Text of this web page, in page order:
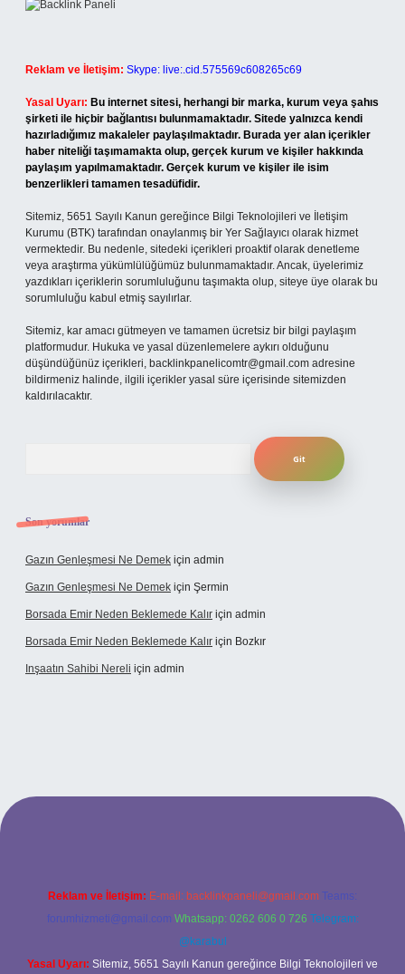
Reklam ve İletişim: Skype: live:.cid.575569c608265c69
Yasal Uyarı: Bu internet sitesi, herhangi bir marka, kurum veya şahıs
şirketi ile hiçbir bağlantısı bulunmamaktadır. Sitede yalnızca kendi
hazırladığımız makaleler paylaşılmaktadır. Burada yer alan içerikler
haber niteliği taşımamakta olup, gerçek kurum ve kişiler hakkında
paylaşım yapılmamaktadır. Gerçek kurum ve kişiler ile isim
benzerlikleri tamamen tesadüfidir.
Sitemiz, 5651 Sayılı Kanun gereğince Bilgi Teknolojileri ve İletişim
Kurumu (BTK) tarafından onaylanmış bir Yer Sağlayıcı olarak hizmet
vermektedir. Bu nedenle, sitedeki içerikleri proaktif olarak denetleme
veya araştırma yükümlülüğümüz bulunmamaktadır. Ancak, üyelerimiz
yazdıkları içeriklerin sorumluluğunu taşımakta olup, siteye üye olarak bu
sorumluluğu kabul etmiş sayılırlar.
Sitemiz, kar amacı gütmeyen ve tamamen ücretsiz bir bilgi paylaşım
platformudur. Hukuka ve yasal düzenlemelere aykırı olduğunu
düşündüğünüz içerikleri, backlinkpanelicomtr@gmail.com adresine
bildirmeniz halinde, ilgili içerikler yasal süre içerisinde sitemizden
kaldırılacaktır.
Son yorumlar
Gazın Genleşmesi Ne Demek için admin
Gazın Genleşmesi Ne Demek için Şermin
Borsada Emir Neden Beklemede Kalır için admin
Borsada Emir Neden Beklemede Kalır için Bozkır
Inşaatın Sahibi Nereli için admin
Reklam ve İletişim: E-mail: backlinkpaneli@gmail.com Teams:
forumhizmeti@gmail.com Whatsapp: 0262 606 0 726 Telegram:
@karabul
Yasal Uyarı: Sitemiz, 5651 Sayılı Kanun gereğince Bilgi Teknolojileri ve